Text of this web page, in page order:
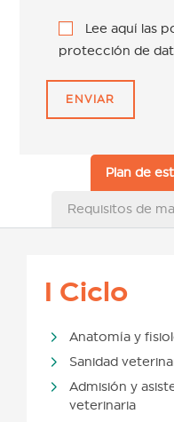
Lee aquí las
protección de
Plan de
Requisitos de
I Ciclo
Anatomía y
Sanidad
Admisión y
veterinaria